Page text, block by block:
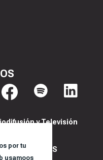
por tu
usamoos
y Televisión
Y COOKIES